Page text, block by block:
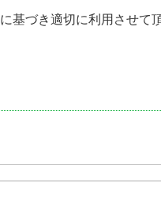
に基づき適切に利用させて